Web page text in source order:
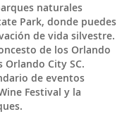
naturales
Park, donde puedes
de vida silvestre.
de los Orlando
City SC.
de eventos
Festival y la